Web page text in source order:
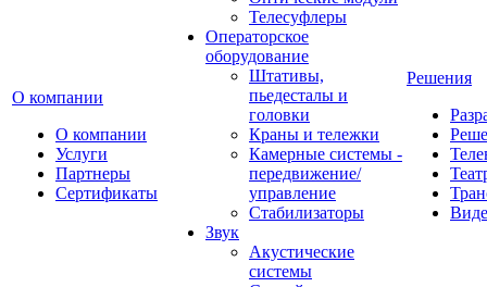
О компании
О компании
Услуги
Партнеры
Сертификаты
Телесуфлеры
Операторское
оборудование
Штативы,
пьедесталы и
головки
Краны и тележки
Камерные системы -
передвижение/
управление
Стабилизаторы
Звук
Акустические
системы
Решения